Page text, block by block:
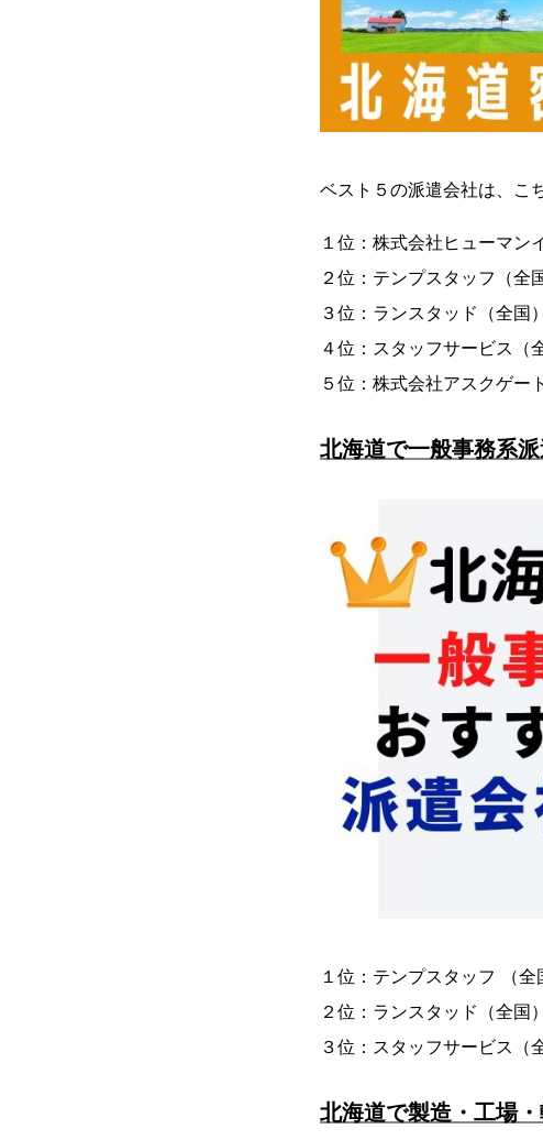
ベスト５の派遣会社は、こ
１位：株式会社ヒューマン
２位：テンプスタッフ（全国
３位：ランスタッド（全国）
４位：スタッフサービス（
５位：株式会社アスクゲー
北海道で一般事務系
１位：テンプスタッフ （全
２位：ランスタッド（全国）
３位：スタッフサービス（
北海道で製造・工場